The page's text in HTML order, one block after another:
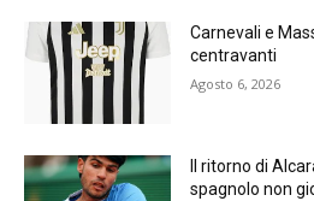
Carnevali e
centravanti
Agosto 6, 2026
Il ritorno di
spagnolo non